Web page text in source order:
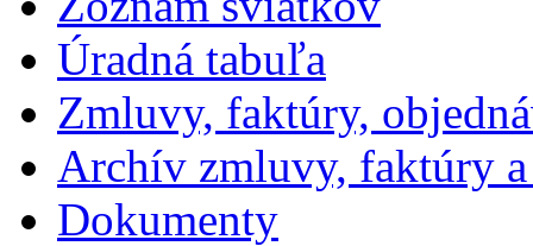
Úradná tabuľa
Zmluvy, faktúry,
Archív zmluvy, faktúry
Dokumenty